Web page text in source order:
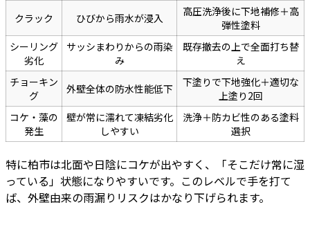
クラック ひびから雨水が浸入
高圧洗浄後に下地補修＋高
弾性塗料
シーリング
劣化
サッシまわりからの雨染
み
既存撤去の上で全面打ち替
え
チョーキン
グ
外壁全体の防水性能低下
下塗りで下地強化＋適切な
上塗り2回
コケ・藻の
発生
壁が常に濡れて凍結劣化
しやすい
洗浄＋防カビ性のある塗料
選択
特に柏市は北面や日陰にコケが出やすく、「そこだけ常に湿
っている」状態になりやすいです。このレベルで手を打て
ば、外壁由来の雨漏りリスクはかなり下げられます。